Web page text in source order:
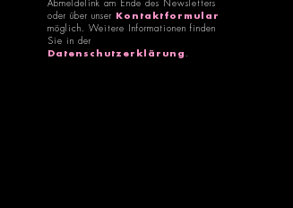
Abmeldelink am Ende des Newsletters
oder über unser
Kontaktformular
möglich. Weitere Informationen finden
Sie in der
Datenschutzerklärung .